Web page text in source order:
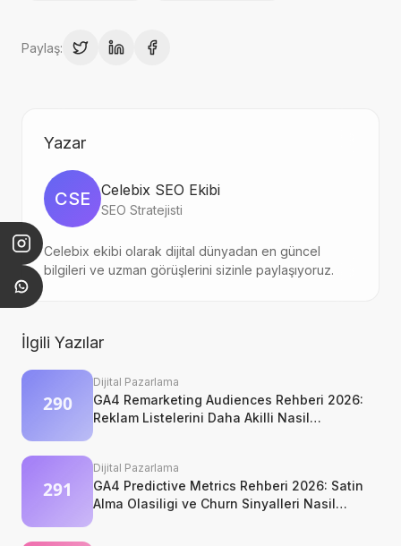
Paylaş:
Yazar
CSE Celebix SEO Ekibi
SEO Stratejisti
Celebix ekibi olarak dijital dünyadan en güncel
bilgileri ve uzman görüşlerini sizinle paylaşıyoruz.
İlgili Yazılar
Dijital Pazarlama
GA4 Remarketing Audiences Rehberi 2026:
Reklam Listelerini Daha Akilli Nasil
Dijital Pazarlama
GA4 Predictive Metrics Rehberi 2026: Satin
Alma Olasiligi ve Churn Sinyalleri Nasil